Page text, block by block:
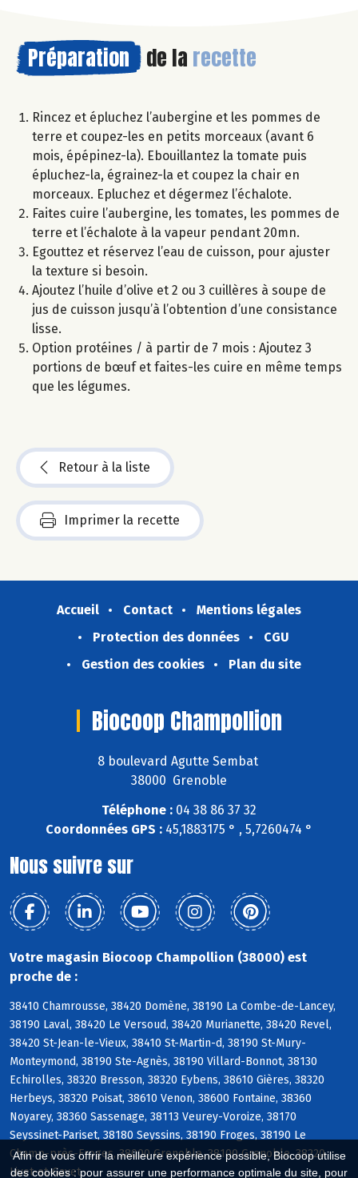
Afin de vous offrir la meilleure expérience possible, Biocoop utilise
des cookies : pour assurer une performance optimale du site, pour
Préparation de la recette
Rincez et épluchez l’aubergine et les pommes de
terre et coupez-les en petits morceaux (avant 6
mois, épépinez-la). Ebouillantez la tomate puis
épluchez-la, égrainez-la et coupez la chair en
morceaux. Epluchez et dégermez l’échalote.
Faites cuire l’aubergine, les tomates, les pommes de
terre et l’échalote à la vapeur pendant 20mn.
Egouttez et réservez l’eau de cuisson, pour ajuster
la texture si besoin.
Ajoutez l’huile d’olive et 2 ou 3 cuillères à soupe de
jus de cuisson jusqu’à l’obtention d’une consistance
lisse.
Option protéines / à partir de 7 mois : Ajoutez 3
portions de bœuf et faites-les cuire en même temps
que les légumes.
Retour à la liste
Imprimer la recette
Accueil Contact
Mentions légales
Protection des données
CGU
Gestion des cookies
Plan du site
Biocoop Champollion
8 boulevard Agutte Sembat
38000 Grenoble
Téléphone : 04 38 86 37 32
Coordonnées GPS : 45,1883175 ° , 5,7260474 °
Nous suivre sur
Votre magasin Biocoop Champollion (38000) est
proche de :
38410 Chamrousse, 38420 Domène, 38190 La Combe-de-Lancey,
38190 Laval, 38420 Le Versoud, 38420 Murianette, 38420 Revel,
38420 St-Jean-le-Vieux, 38410 St-Martin-d, 38190 St-Mury-
Monteymond, 38190 Ste-Agnès, 38190 Villard-Bonnot, 38130
Echirolles, 38320 Bresson, 38320 Eybens, 38610 Gières, 38320
Herbeys, 38320 Poisat, 38610 Venon, 38600 Fontaine, 38360
Noyarey, 38360 Sassenage, 38113 Veurey-Voroize, 38170
Seyssinet-Pariset, 38180 Seyssins, 38190 Froges, 38190 Le
Champ-près-Froges, 38000 Grenoble, 38100 Grenoble, 38220
Livet-et-Gavet